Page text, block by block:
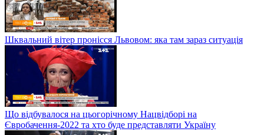
Шквальний вітер пронісся Львовом: яка там зараз ситуація
Що відбувалося на цьогорічному Нацвідборі на
Євробачення-2022 та хто буде представляти Україну